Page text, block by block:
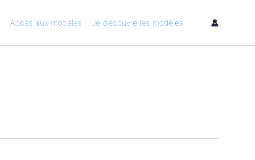
Accès aux modèles Je découvre les modèles